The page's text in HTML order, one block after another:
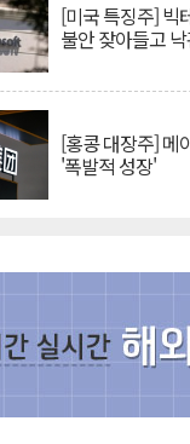
[미국 특징주] 빅
불안 잦아들고
[홍콩 대장주]
'폭발적 성장'